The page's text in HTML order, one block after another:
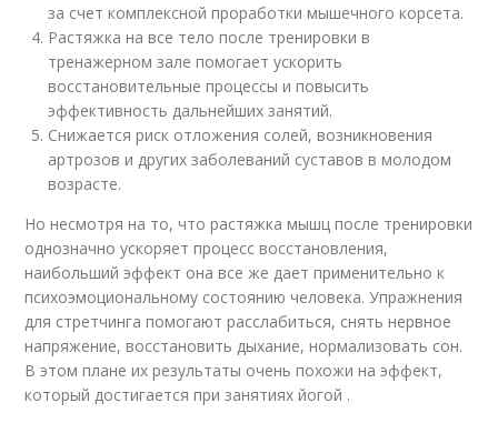
за счет комплексной проработки мышечного корсета.
Растяжка на все тело после тренировки в
тренажерном зале помогает ускорить
восстановительные процессы и повысить
эффективность дальнейших занятий.
Снижается риск отложения солей, возникновения
артрозов и других заболеваний суставов в молодом
возрасте.
Но несмотря на то, что растяжка мышц после тренировки
однозначно ускоряет процесс восстановления,
наибольший эффект она все же дает применительно к
психоэмоциональному состоянию человека. Упражнения
для стретчинга помогают расслабиться, снять нервное
напряжение, восстановить дыхание, нормализовать сон.
В этом плане их результаты очень похожи на эффект,
который достигается при занятиях йогой .